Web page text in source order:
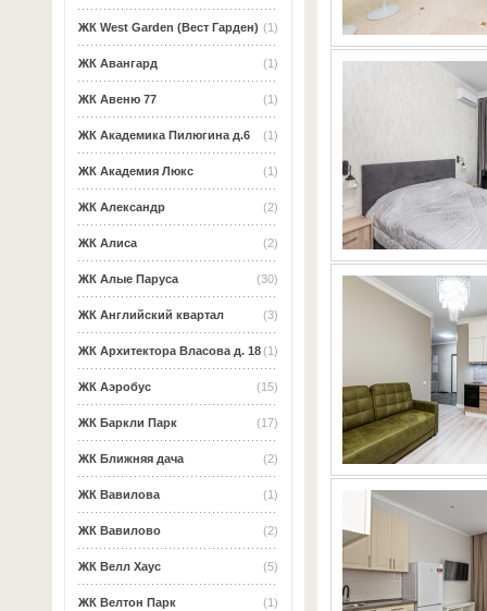
(1)
ЖК West Garden (Вест Гарден)
(1)
ЖК Авангард
(1)
ЖК Авеню 77
(1)
ЖК Академика Пилюгина д.6
(1)
ЖК Академия Люкс
(2)
ЖК Александр
(2)
ЖК Алиса
(30)
ЖК Алые Паруса
(3)
ЖК Английский квартал
(1)
ЖК Архитектора Власова д. 18
(15)
ЖК Аэробус
(17)
ЖК Баркли Парк
(2)
ЖК Ближняя дача
(1)
ЖК Вавилова
(2)
ЖК Вавилово
(5)
ЖК Велл Хаус
(1)
ЖК Велтон Парк